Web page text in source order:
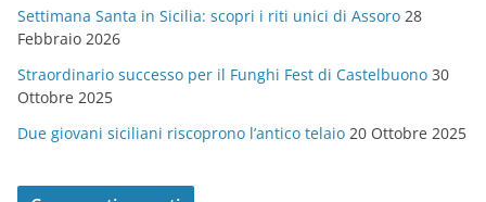
Settimana Santa in Sicilia: scopri i riti unici di Assoro 28
Febbraio 2026
Straordinario successo per il Funghi Fest di Castelbuono 30
Ottobre 2025
Due giovani siciliani riscoprono l’antico telaio 20 Ottobre 2025